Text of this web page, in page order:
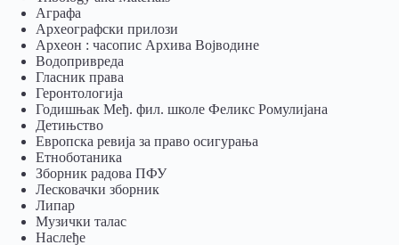
Аграфа
Археографски прилози
Археон : часопис Архива Војводине
Водопривреда
Гласник права
Геронтологија
Годишњак Међ. фил. школе Феликс Ромулијана
Детињство
Европска ревија за право осигурања
Eтноботаника
Зборник радова ПФУ
Лесковачки зборник
Липар
Музички талас
Наслеђе